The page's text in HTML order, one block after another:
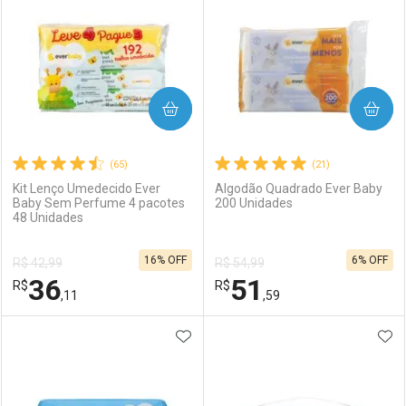
(65)
Kit Lenço Umedecido Ever
Baby Sem Perfume 4 pacotes
48 Unidades
R$ 42,99
R$36,11
16% OFF
COMPRAR
(21)
Algodão Quadrado Ever Baby
200 Unidades
R$ 54,99
R$51 ,59
6% OFF
COMPRAR
ADICIONAR AOS FAVORITOS